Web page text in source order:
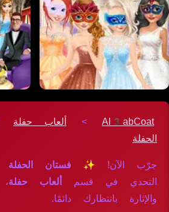
Al3abCoat
> ألعاب حفلة
الحفلة
جرّب الآن! ✨ فستان الحفلة
التحدي في قسم
ألعاب حفلة
والإثارة بانتظارك دائمًا.